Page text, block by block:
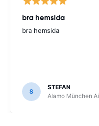
bra hemsida
bra hemsida
S
STEFAN
Alamo München